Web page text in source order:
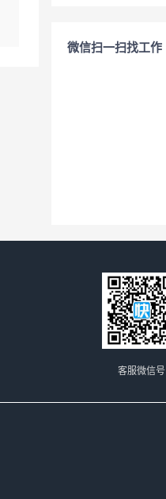
微信扫一扫找工作
客服微信号